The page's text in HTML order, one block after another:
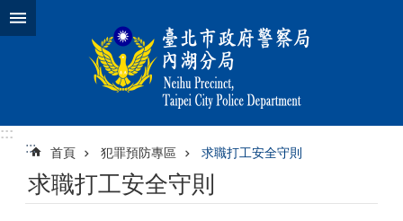
跳到主要內容區塊
:::
:::
首頁 犯罪預防專區 求職打工安全守則
求職打工安全守則